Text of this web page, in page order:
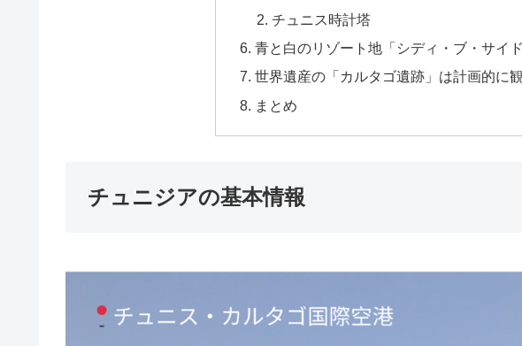
チュニス時計塔
青と白のリゾート地「シディ・ブ・サイド
世界遺産の「カルタゴ遺跡」は計画的に観
まとめ
チュニジアの基本情報